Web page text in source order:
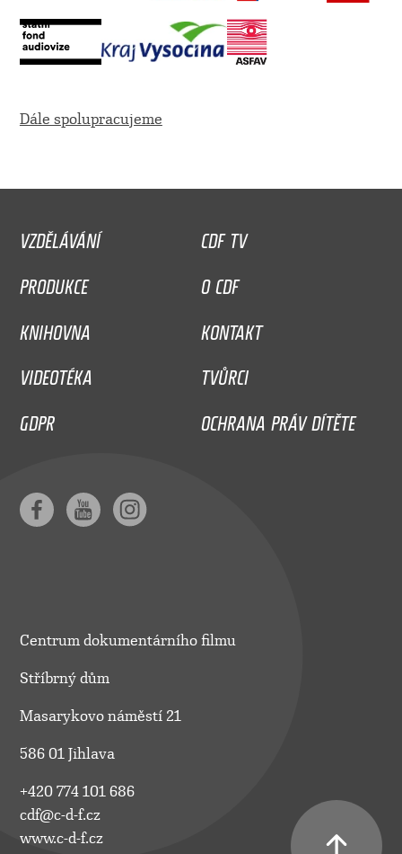
Dále spolupracujeme
VZDĚLÁVÁNÍ
CDF TV
PRODUKCE
O CDF
KNIHOVNA
KONTAKT
VIDEOTÉKA
TVŮRCI
GDPR
OCHRANA PRÁV DÍTĚTE
Centrum dokumentárního filmu
Stříbrný dům
Masarykovo náměstí 21
586 01 Jihlava
+420 774 101 686
cdf@c-d-f.cz
www.c-d-f.cz